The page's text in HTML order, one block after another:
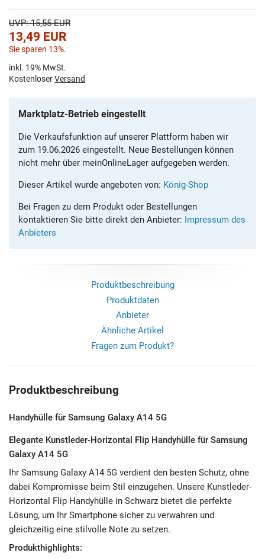
UVP: 15,55 EUR
13,49 EUR
Sie sparen 13%.
inkl. 19% MwSt.
KostenloserVersand
Marktplatz-Betrieb eingestellt
Die Verkaufsfunktion auf unserer Plattform haben wir
zum 19.06.2026 eingestellt. Neue Bestellungen können
nicht mehr über meinOnlineLager aufgegeben werden.
Dieser Artikel wurde angeboten von: König-Shop
Bei Fragen zu dem Produkt oder Bestellungen
kontaktieren Sie bitte direkt den Anbieter: Impressum des
Anbieters
Produktbeschreibung
Produktdaten
Anbieter
Ähnliche Artikel
Fragen zum Produkt?
Produktbeschreibung
Handyhülle für Samsung Galaxy A14 5G
Elegante Kunstleder-Horizontal Flip Handyhülle für Samsung
Galaxy A14 5G
Ihr Samsung Galaxy A14 5G verdient den besten Schutz, ohne
dabei Kompromisse beim Stil einzugehen. Unsere Kunstleder-
Horizontal Flip Handyhülle in Schwarz bietet die perfekte
Lösung, um Ihr Smartphone sicher zu verwahren und
gleichzeitig eine stilvolle Note zu setzen.
Produkthighlights: